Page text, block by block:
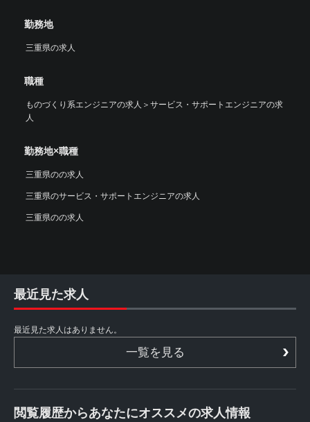
勤務地
三重県の求人
職種
ものづくり系エンジニアの求人 ＞ サービス・サポートエンジニアの求
人
勤務地×職種
三重県のの求人
三重県のサービス・サポートエンジニアの求人
三重県のの求人
最近見た求人
最近見た求人はありません。
一覧を見る
閲覧履歴からあなたにオススメの求人情報